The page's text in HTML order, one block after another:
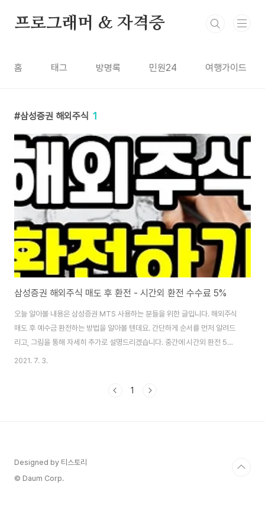
프로그래머 & 자격증
홈 태그 방명록 민원24 여행가이드
삼성증권 해외주식 1
삼성증권 해외주식 매도 후 환전 - 시간외 환전 수수료 5%
오늘 알아볼 내용은 삼성증권 MTS 사용하는 분들을 위한 글입니다. 해외주식
매도 후 예수금 환전하는 방법을 알아볼 텐데요. 간단하게 순서를 먼저 알려드
리고, 그림을 통해 자세히 추가로 설명드리겠습니다. 중간에 시간외 환전 5%
에 대해서도 말씀드릴게요. 해외주식 - 잔고/환전 - 외화잔고 - 보유한 외화 잔
신청금액 입력 예수금 - 원화 예수금 확인 간단합니다. 삼성증권 MTS 화면으
2021. 7. 3.
1
Designed by 티스토리
© Daum Corp.